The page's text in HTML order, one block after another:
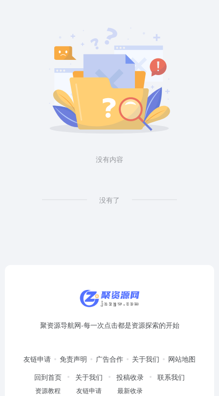
没有内容
没有了
聚资源导航网-每一次点击都是资源探索的开始
友链申请 免责声明 广告合作 关于我们
网站地图
回到首页
资源教程
关于我们
友链申请
投稿收录
最新收录
联系我们